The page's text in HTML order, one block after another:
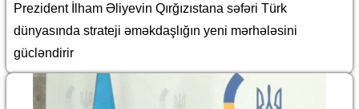
Prezident İlham Əliyevin Qırğızıstana səfəri Türk
dünyasında strateji əməkdaşlığın yeni mərhələsini
gücləndirir